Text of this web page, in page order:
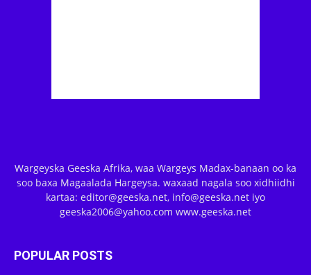
Wargeyska Geeska Afrika, waa Wargeys Madax-banaan oo ka
soo baxa Magaalada Hargeysa. waxaad nagala soo xidhiidhi
kartaa: editor@geeska.net, info@geeska.net iyo
geeska2006@yahoo.com www.geeska.net
POPULAR POSTS